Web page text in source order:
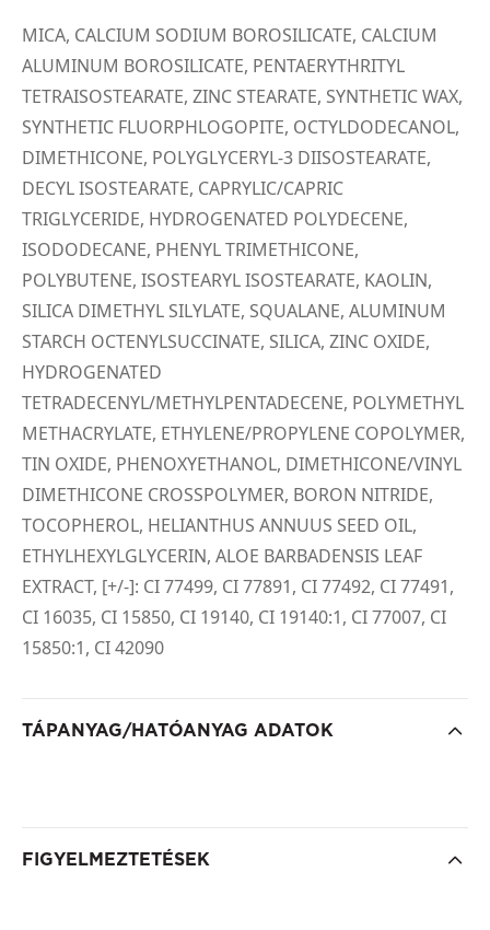
MICA, CALCIUM SODIUM BOROSILICATE, CALCIUM
ALUMINUM BOROSILICATE, PENTAERYTHRITYL
TETRAISOSTEARATE, ZINC STEARATE, SYNTHETIC WAX,
SYNTHETIC FLUORPHLOGOPITE, OCTYLDODECANOL,
DIMETHICONE, POLYGLYCERYL-3 DIISOSTEARATE,
DECYL ISOSTEARATE, CAPRYLIC/CAPRIC
TRIGLYCERIDE, HYDROGENATED POLYDECENE,
ISODODECANE, PHENYL TRIMETHICONE,
POLYBUTENE, ISOSTEARYL ISOSTEARATE, KAOLIN,
SILICA DIMETHYL SILYLATE, SQUALANE, ALUMINUM
STARCH OCTENYLSUCCINATE, SILICA, ZINC OXIDE,
HYDROGENATED
TETRADECENYL/METHYLPENTADECENE, POLYMETHYL
METHACRYLATE, ETHYLENE/PROPYLENE COPOLYMER,
TIN OXIDE, PHENOXYETHANOL, DIMETHICONE/VINYL
DIMETHICONE CROSSPOLYMER, BORON NITRIDE,
TOCOPHEROL, HELIANTHUS ANNUUS SEED OIL,
ETHYLHEXYLGLYCERIN, ALOE BARBADENSIS LEAF
EXTRACT, [+/-]: CI 77499, CI 77891, CI 77492, CI 77491,
CI 16035, CI 15850, CI 19140, CI 19140:1, CI 77007, CI
15850:1, CI 42090
TÁPANYAG/HATÓANYAG ADATOK
FIGYELMEZTETÉSEK